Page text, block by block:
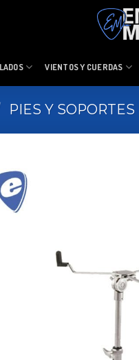
VIENTOS Y CUERDAS
PIES Y SOPORTES